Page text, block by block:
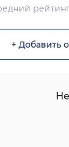
+ Добавить